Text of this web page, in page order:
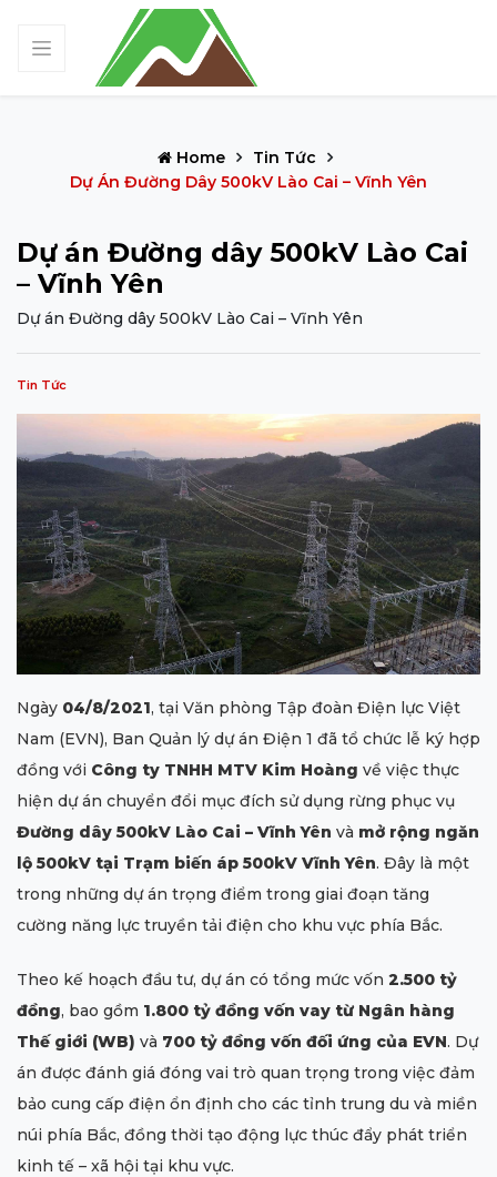
Home
Tin Tức
Dự Án Đường Dây 500kV Lào Cai – Vĩnh Yên
Dự án Đường dây 500kV Lào Cai
– Vĩnh Yên
Dự án Đường dây 500kV Lào Cai – Vĩnh Yên
Tin Tức
Ngày 04/8/2021, tại Văn phòng Tập đoàn Điện lực Việt
Nam (EVN), Ban Quản lý dự án Điện 1 đã tổ chức lễ ký hợp
đồng với Công ty TNHH MTV Kim Hoàng về việc thực
hiện dự án chuyển đổi mục đích sử dụng rừng phục vụ
Đường dây 500kV Lào Cai – Vĩnh Yên và mở rộng ngăn
lộ 500kV tại Trạm biến áp 500kV Vĩnh Yên. Đây là một
trong những dự án trọng điểm trong giai đoạn tăng
cường năng lực truyền tải điện cho khu vực phía Bắc.
Theo kế hoạch đầu tư, dự án có tổng mức vốn 2.500 tỷ
đồng, bao gồm 1.800 tỷ đồng vốn vay từ Ngân hàng
Thế giới (WB) và 700 tỷ đồng vốn đối ứng của EVN. Dự
án được đánh giá đóng vai trò quan trọng trong việc đảm
bảo cung cấp điện ổn định cho các tỉnh trung du và miền
núi phía Bắc, đồng thời tạo động lực thúc đẩy phát triển
kinh tế – xã hội tại khu vực.